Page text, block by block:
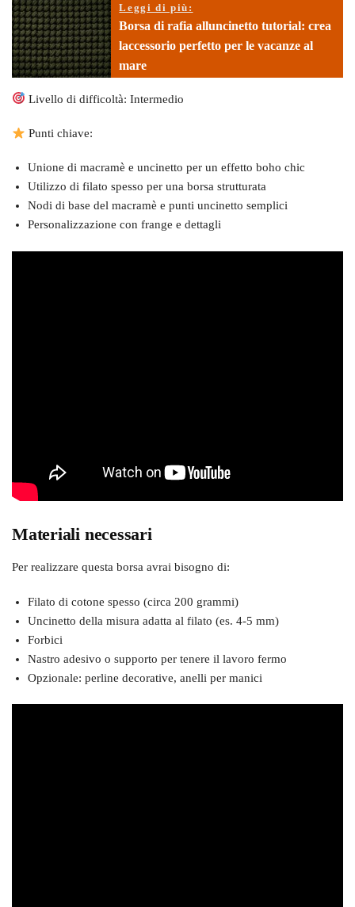
Leggi di più:
Borsa di rafia alluncinetto tutorial: crea
laccessorio perfetto per le vacanze al
mare
Livello di difficoltà: Intermedio
Punti chiave:
Unione di macramè e uncinetto per un effetto boho chic
Utilizzo di filato spesso per una borsa strutturata
Nodi di base del macramè e punti uncinetto semplici
Personalizzazione con frange e dettagli
Materiali necessari
Per realizzare questa borsa avrai bisogno di:
Filato di cotone spesso (circa 200 grammi)
Uncinetto della misura adatta al filato (es. 4-5 mm)
Forbici
Nastro adesivo o supporto per tenere il lavoro fermo
Opzionale: perline decorative, anelli per manici